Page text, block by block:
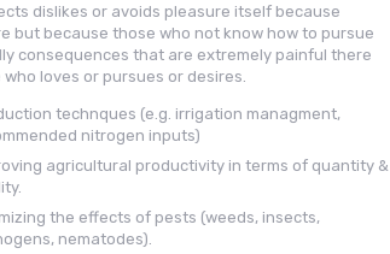
dislikes or avoids pleasure itself because
but because those who not know how to pursue
consequences that are extremely painful there
who loves or pursues or desires.
technques (e.g. irrigation managment,
nitrogen inputs)
agricultural productivity in terms of quantity &
the effects of pests (weeds, insects,
nematodes).